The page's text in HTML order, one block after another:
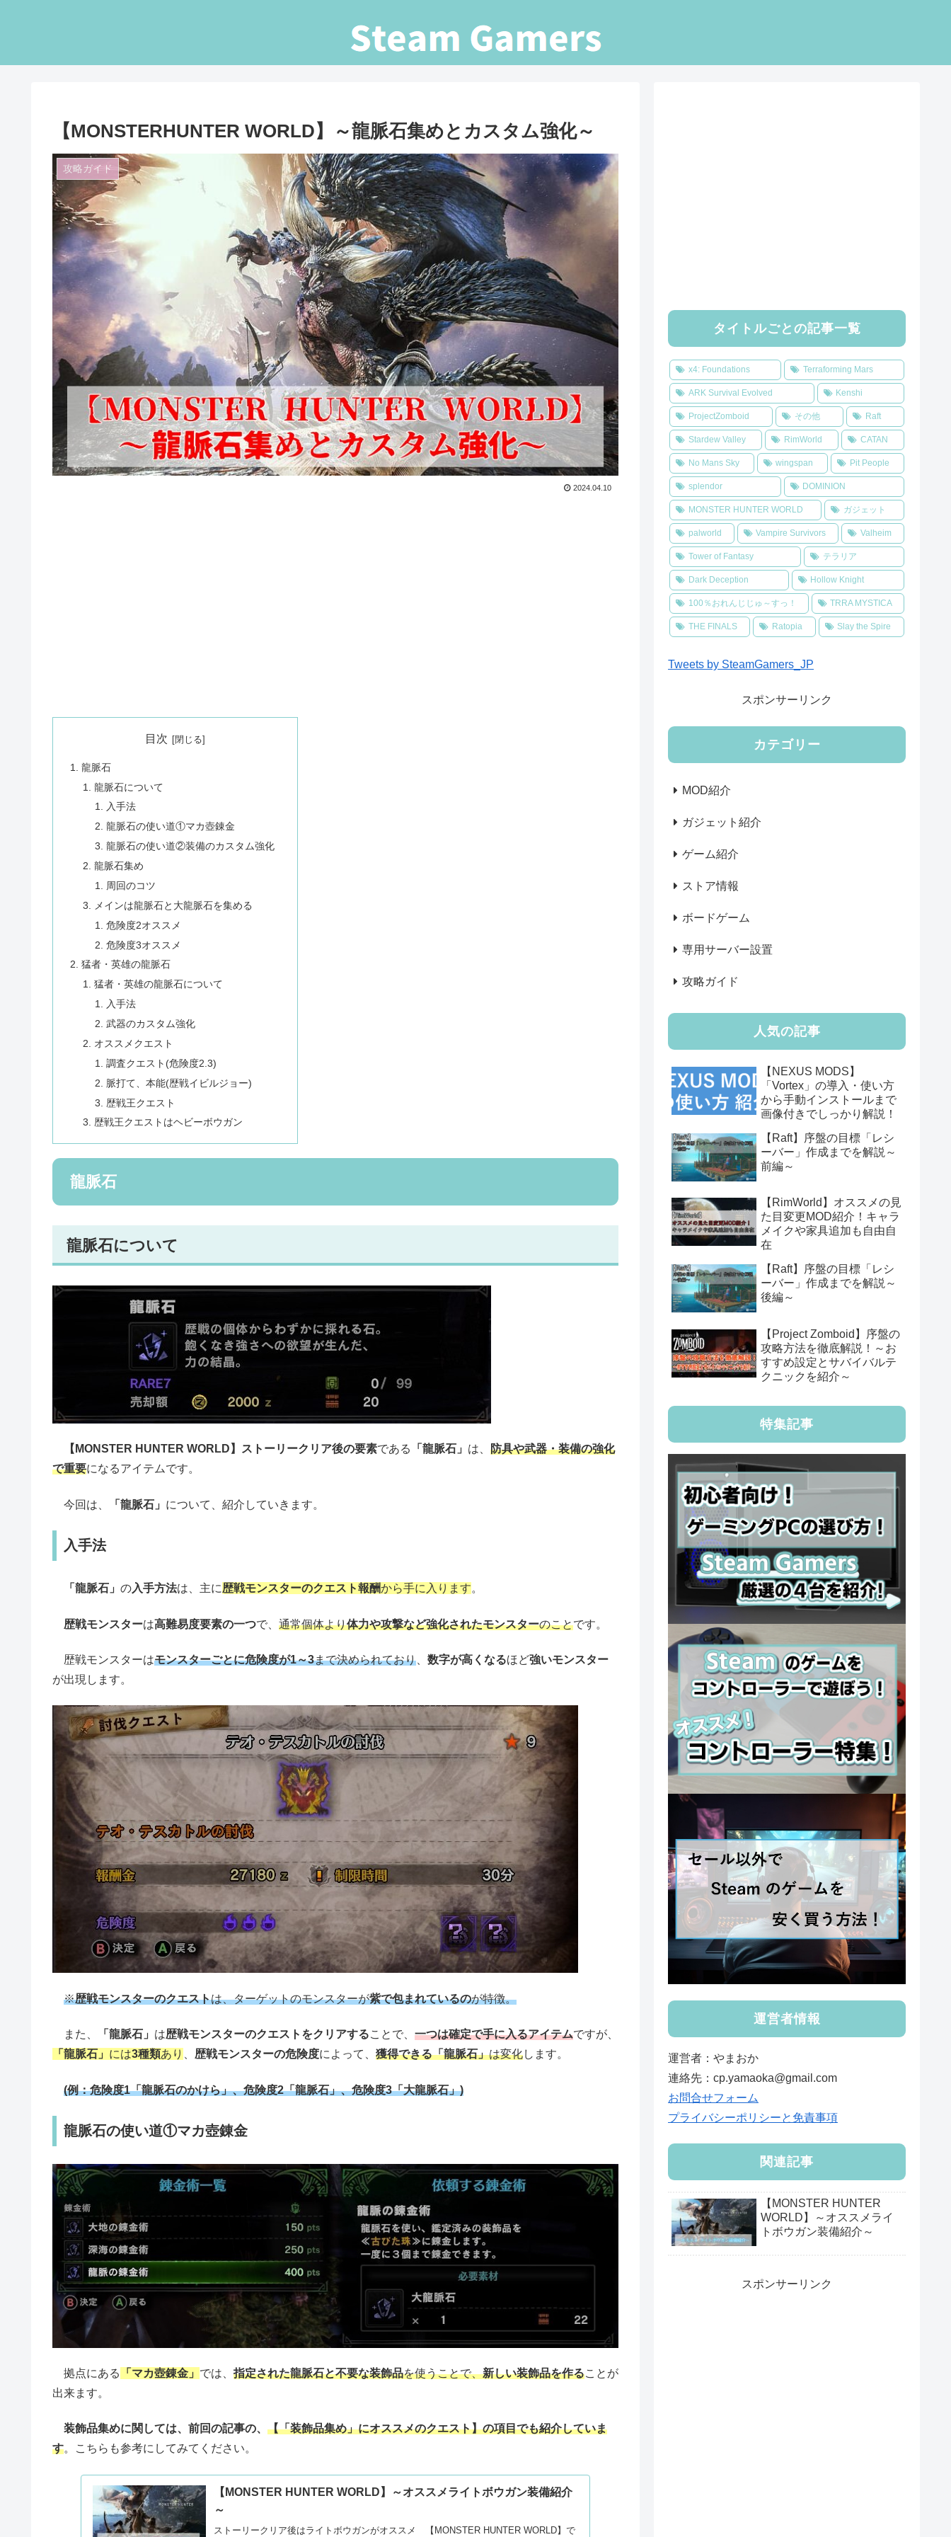
【MONSTERHUNTER WORLD】～龍脈石集めとカスタム強化～
攻略ガイド
2024.04.10
目次
龍脈石
龍脈石について
入手法
龍脈石の使い道①マカ壺錬金
龍脈石の使い道②装備のカスタム強化
龍脈石集め
周回のコツ
メインは龍脈石と大龍脈石を集める
危険度2オススメ
危険度3オススメ
猛者・英雄の龍脈石
猛者・英雄の龍脈石について
入手法
武器のカスタム強化
オススメクエスト
調査クエスト(危険度2.3)
脈打て、本能(歴戦イビルジョー)
歴戦王クエスト
歴戦王クエストはヘビーボウガン
龍脈石
龍脈石について
【MONSTER HUNTER WORLD】 ストーリークリア後の要素である 「龍脈石」 は、 防具や武器・装備の強化
で重要になるアイテムです。
今回は、 「龍脈石」 について、紹介していきます。
入手法
「龍脈石」 の入手方法は、主に歴戦モンスターのクエスト報酬から手に入ります。
歴戦モンスターは高難易度要素の一つで、 通常個体より体力や攻撃など強化されたモンスターのことです。
歴戦モンスターはモンスターごとに危険度が1～3まで決められており 数字が高くなるほど強いモンスター
が出現します。
※歴戦モンスターのクエストは、ターゲットのモンスターが紫で包まれているのが特徴。
また、 「龍脈石」 は歴戦モンスターのクエストをクリアすることで、 一つは確定で手に入るアイテムですが、
「龍脈石」 には3種類あり 歴戦モンスターの危険度によって、 獲得できる「龍脈石」は変化します。
(例：危険度1「龍脈石のかけら」、危険度2「龍脈石」、危険度3「大龍脈石」)
龍脈石の使い道①マカ壺錬金
拠点にある 「マカ壺錬金」 では、 指定された龍脈石と不要な装飾品を使うことで、新しい装飾品を作ることが
出来ます。
装飾品集めに関しては、前回の記事の、 【「装飾品集め」にオススメのクエスト】の項目でも紹介していま
す。こちらも参考にしてみてください。
【MONSTER HUNTER WORLD】～オススメライトボウガン装備紹介
～
ストーリークリア後はライトボウガンがオススメ 【MONSTER HUNTER WORLD】で
タイトルごとの記事一覧
x4: Foundations Terraforming Mars
ARK Survival Evolved Kenshi
ProjectZomboid その他 Raft
Stardew Valley RimWorld CATAN
No Mans Sky wingspan Pit People
splendor DOMINION
MONSTER HUNTER WORLD ガジェット
palworld Vampire Survivors Valheim
Tower of Fantasy テラリア
Dark Deception Hollow Knight
100％おれんじじゅ～すっ！ TRRA MYSTICA
THE FINALS Ratopia Slay the Spire
Tweets by SteamGamers_JP
スポンサーリンク
カテゴリー
MOD紹介
ガジェット紹介
ゲーム紹介
ストア情報
ボードゲーム
専用サーバー設置
攻略ガイド
人気の記事
【NEXUS MODS】
「Vortex」の導入・使い方
から手動インストールまで
画像付きでしっかり解説！
【Raft】序盤の目標「レシ
ーバー」作成までを解説～
前編～
【RimWorld】オススメの見
た目変更MOD紹介！キャラ
メイクや家具追加も自由自
在
【Raft】序盤の目標「レシ
ーバー」作成までを解説～
後編～
【Project Zomboid】序盤の
攻略方法を徹底解説！～お
すすめ設定とサバイバルテ
クニックを紹介～
特集記事
運営者情報
運営者：やまおか
連絡先：cp.yamaoka@gmail.com
お問合せフォーム
プライバシーポリシーと免責事項
関連記事
【MONSTER HUNTER
WORLD】～オススメライ
トボウガン装備紹介～
スポンサーリンク